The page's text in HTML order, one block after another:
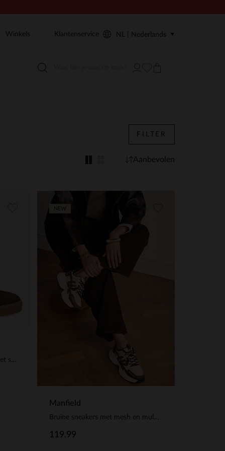
Winkels Klantenservice NL | Nederlands
FILTER
Aanbevolen
Donkerbruine leren sneakers met suède details
Manfield
119.99